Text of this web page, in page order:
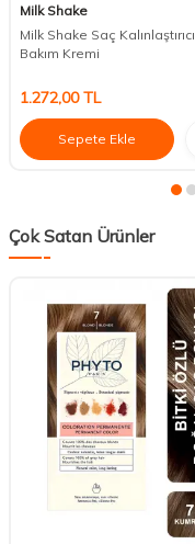
Milk Shake
Milk Shake Saç Kalınlaştırıcı
Bakım Kremi
1.272,00TL
Sepete Ekle
Çok Satan Ürünler